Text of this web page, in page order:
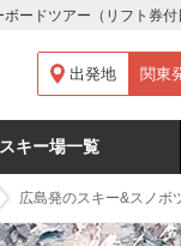
ードツアー（リフト券
スキー場一覧
出発地
広島発のスキー&スノボ